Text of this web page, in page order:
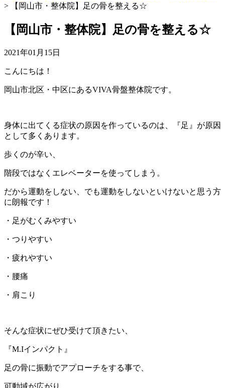
>
【岡山市・整体院】足の骨を整える☆
【岡山市・整体院】足の骨を整える☆
2021年01月15日
こんにちは！
岡山市北区・中区にあるVIVA骨盤整体院です。
身体に出てくる症状の原因を作っているのは、『足』が原因
として多くあります。
歩くのが辛い、
階段ではなくエレベーターを使ってしまう。
だから運動をしない、でも運動をしないといけないと思う方
に朗報です！
・足がむくみやすい
・つりやすい
・疲れやすい
・腰痛
・肩こり
そんな症状にぜひ受けて頂きたい、
『M.Iインパクト』
足の骨に振動でアプローチをする事で、
可動域が広がり、